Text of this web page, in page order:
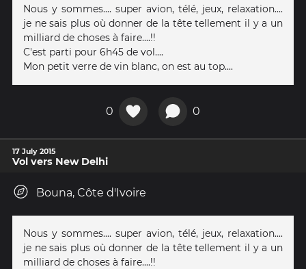
Nous y sommes.... super avion, télé, jeux, relaxation....
je ne sais plus où donner de la tête tellement il y a un
milliard de choses à faire....!!
C'est parti pour 6h45 de vol....
Mon petit verre de vin blanc, on est au top....
0 0
17 July 2015
Vol vers New Delhi
Bouna, Côte d'Ivoire
Nous y sommes.... super avion, télé, jeux, relaxation....
je ne sais plus où donner de la tête tellement il y a un
milliard de choses à faire....!!